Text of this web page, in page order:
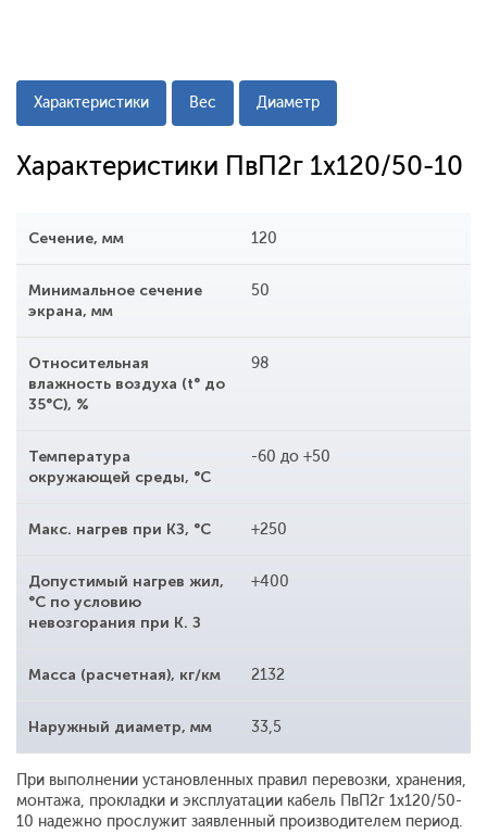
Характеристики Вес Диаметр
Характеристики ПвП2г 1x120/50-10
Сечение, мм 120
Минимальное сечение
экрана, мм
50
Относительная
влажность воздуха (t° до
35°С), %
98
Температура
окружающей среды, °С
-60 до +50
Макс. нагрев при КЗ, °С +250
Допустимый нагрев жил,
°С по условию
невозгорания при К. З
+400
Масса (расчетная), кг/км 2132
Наружный диаметр, мм 33,5
При выполнении установленных правил перевозки, хранения,
монтажа, прокладки и эксплуатации кабель ПвП2г 1x120/50-
10 надежно прослужит заявленный производителем период.